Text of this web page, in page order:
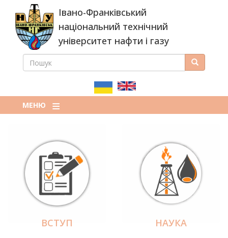
основного
вмісту
Івано-Франківський
національний технічний
університет нафти і газу
ПОШУКОВА
ПОШУК Пошук
МЕНЮ
ВСТУП НАУКА